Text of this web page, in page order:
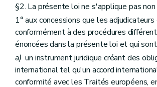
§2. La présente loi ne s'applique pas non
1° aux concessions que les
conformément à des procédures
énoncées dans la présente loi et qui
a) un instrument juridique créant des
international tel qu'un accord
conformité avec les Traités européens,